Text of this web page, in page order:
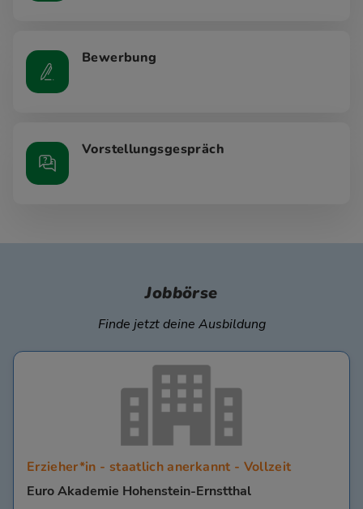
Bewerbung
Vorstellungsgespräch
Jobbörse
Finde jetzt deine Ausbildung
Erzieher*in - staatlich anerkannt - Vollzeit
Euro Akademie Hohenstein-Ernstthal